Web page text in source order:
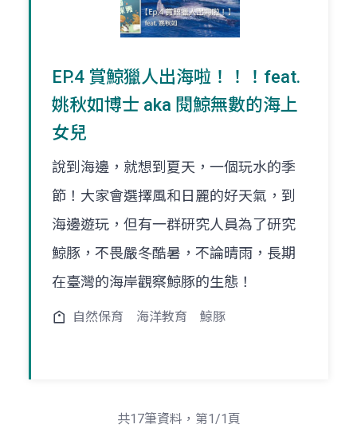
EP.4 賞鯨獵人出海啦！！！feat.
姚秋如博士 aka 閱鯨無數的海上
女兒
說到海邊，就想到夏天，一個玩水的季
節！大家會選擇風和日麗的好天氣，到
海邊遊玩，但有一群研究人員為了研究
鯨豚，不畏嚴冬酷暑，不論晴雨，長期
在臺灣的海岸觀察鯨豚的生態！
自然保育 海洋教育 鯨豚
共17筆資料，第1/1頁